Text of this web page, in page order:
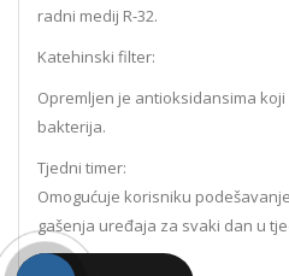
radni medij R-32.
Katehinski filter:
Opremljen je antioksidansima
bakterija.
Tjedni timer:
Omogućuje korisniku
gašenja uređaja za svaki dan u
Wi-Fi povezivost